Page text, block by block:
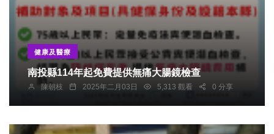
健康及醫療
南投縣114年起免費提供無痛大腸鏡檢查
陳朝枝 2025年二月03日 5,313 觀看 0 分享